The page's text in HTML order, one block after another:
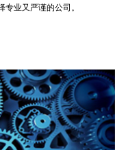
业又严谨的公司。